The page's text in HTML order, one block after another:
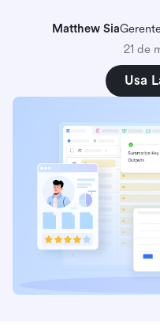
Matthew Sia
21 de
Usa